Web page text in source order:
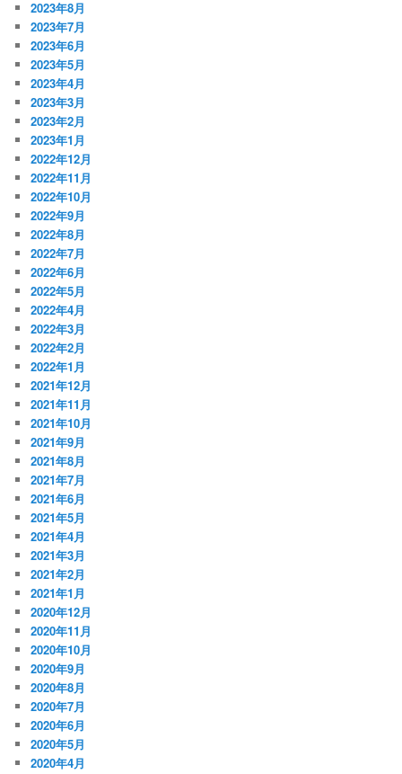
2023年8月
2023年7月
2023年6月
2023年5月
2023年4月
2023年3月
2023年2月
2023年1月
2022年12月
2022年11月
2022年10月
2022年9月
2022年8月
2022年7月
2022年6月
2022年5月
2022年4月
2022年3月
2022年2月
2022年1月
2021年12月
2021年11月
2021年10月
2021年9月
2021年8月
2021年7月
2021年6月
2021年5月
2021年4月
2021年3月
2021年2月
2021年1月
2020年12月
2020年11月
2020年10月
2020年9月
2020年8月
2020年7月
2020年6月
2020年5月
2020年4月